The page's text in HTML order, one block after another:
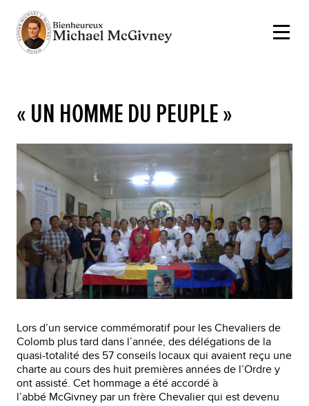
« UN HOMME DU PEUPLE »
Lors d’un service commémoratif pour les Chevaliers de
Colomb plus tard dans l’année, des délégations de la
quasi-totalité des 57 conseils locaux qui avaient reçu une
charte au cours des huit premières années de l’Ordre y
ont assisté. Cet hommage a été accordé à
l’abbé McGivney par un frère Chevalier qui est devenu